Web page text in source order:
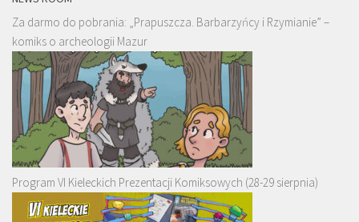
Za darmo do pobrania: „Prapuszcza. Barbarzyńcy i Rzymianie” –
komiks o archeologii Mazur
Program VI Kieleckich Prezentacji Komiksowych (28-29 sierpnia)